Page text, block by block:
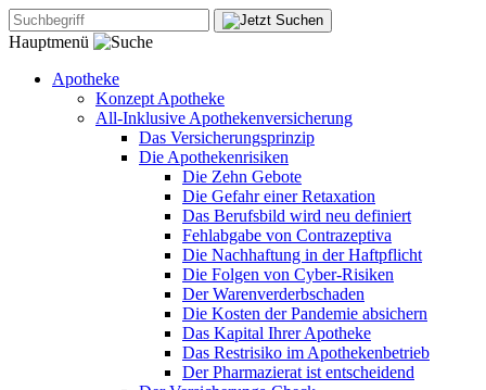
Hauptmenü
Apotheke
Konzept Apotheke
All-Inklusive Apothekenversicherung
Das Versicherungsprinzip
Die Apothekenrisiken
Die Zehn Gebote
Die Gefahr einer Retaxation
Das Berufsbild wird neu definiert
Fehlabgabe von Contrazeptiva
Die Nachhaftung in der Haftpflicht
Die Folgen von Cyber-Risiken
Der Warenverderbschaden
Die Kosten der Pandemie absichern
Das Kapital Ihrer Apotheke
Das Restrisiko im Apothekenbetrieb
Der Pharmazierat ist entscheidend